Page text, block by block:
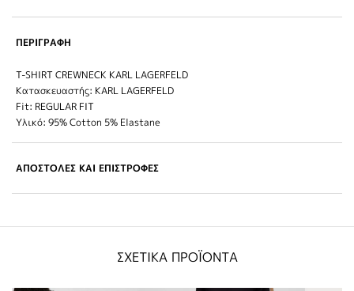
ΠΕΡΙΓΡΑΦΗ
T-SHIRT CREWNECK KARL LAGERFELD
Κατασκευαστής: KARL LAGERFELD
Fit: REGULAR FIT
Υλικό: 95% Cotton 5% Elastane
ΑΠΟΣΤΟΛΕΣ ΚΑΙ ΕΠΙΣΤΡΟΦΕΣ
ΣΧΕΤΙΚΑ ΠΡΟΪΟΝΤΑ